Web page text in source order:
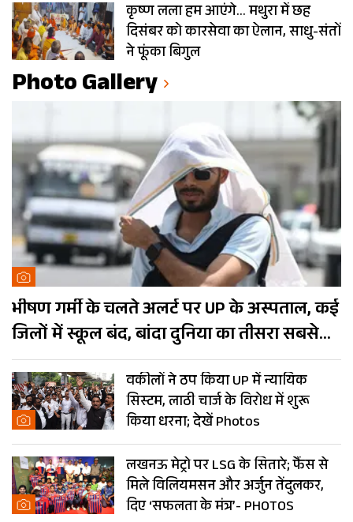
कृष्ण लला हम आएंगे… मथुरा में छह
दिसंबर को कारसेवा का ऐलान, साधु-संतों
ने फूंका बिगुल
Photo Gallery
भीषण गर्मी के चलते अलर्ट पर UP के अस्पताल, कई
जिलों में स्कूल बंद, बांदा दुनिया का तीसरा सबसे
गर्म शहर
वकीलों ने ठप किया UP में न्यायिक
सिस्टम, लाठी चार्ज के विरोध में शुरू
किया धरना; देखें Photos
लखनऊ मेट्रो पर LSG के सितारे; फैंस से
मिले विलियमसन और अर्जुन तेंदुलकर,
दिए ‘सफलता के मंत्र’- PHOTOS